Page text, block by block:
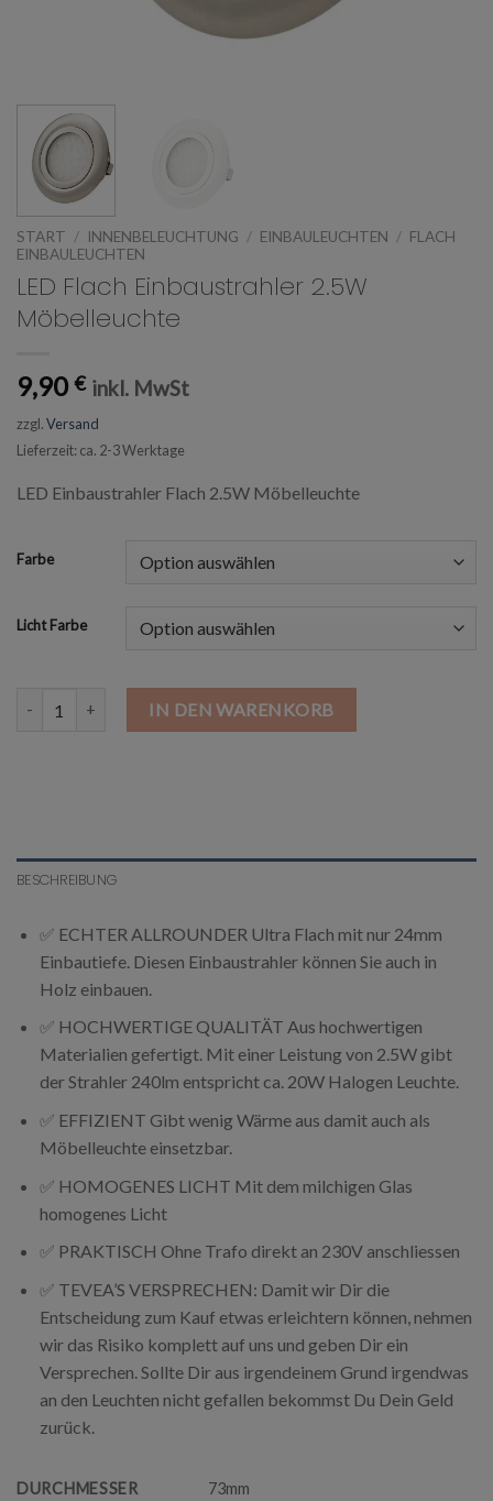
START / INNENBELEUCHTUNG / EINBAULEUCHTEN / FLACH
EINBAULEUCHTEN
LED Flach Einbaustrahler 2.5W
Möbelleuchte
9,90 € inkl. MwSt
zzgl.Versand
Lieferzeit: ca. 2-3 Werktage
LED Einbaustrahler Flach 2.5W Möbelleuchte
Farbe
Licht Farbe
LED Flach Einbaustrahler 2.5W Möbelleuchte Menge
IN DEN WARENKORB
BESCHREIBUNG
✅ ECHTER ALLROUNDER Ultra Flach mit nur 24mm
Einbautiefe. Diesen Einbaustrahler können Sie auch in
Holz einbauen.
✅ HOCHWERTIGE QUALITÄT Aus hochwertigen
Materialien gefertigt. Mit einer Leistung von 2.5W gibt
der Strahler 240lm entspricht ca. 20W Halogen Leuchte.
✅ EFFIZIENT Gibt wenig Wärme aus damit auch als
Möbelleuchte einsetzbar.
✅ HOMOGENES LICHT Mit dem milchigen Glas
homogenes Licht
✅ PRAKTISCH Ohne Trafo direkt an 230V anschliessen
✅ TEVEA’S VERSPRECHEN: Damit wir Dir die
Entscheidung zum Kauf etwas erleichtern können, nehmen
wir das Risiko komplett auf uns und geben Dir ein
Versprechen. Sollte Dir aus irgendeinem Grund irgendwas
an den Leuchten nicht gefallen bekommst Du Dein Geld
zurück.
DURCHMESSER 73mm